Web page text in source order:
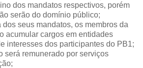
dos mandatos respectivos, porém
serão do domínio público;
seus mandatos, os membros da
acumular cargos em entidades
interesses dos participantes do PB1;
será remunerado por serviços